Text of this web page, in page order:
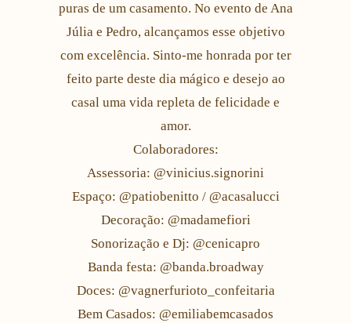
puras de um casamento. No evento de Ana
Júlia e Pedro, alcançamos esse objetivo
com excelência. Sinto-me honrada por ter
feito parte deste dia mágico e desejo ao
casal uma vida repleta de felicidade e
amor.
Colaboradores:
Assessoria: @vinicius.signorini
Espaço: @patiobenitto / @acasalucci
Decoração: @madamefiori
Sonorização e Dj: @cenicapro
Banda festa: @banda.broadway
Doces: @vagnerfurioto_confeitaria
Bem Casados: @emiliabemcasados